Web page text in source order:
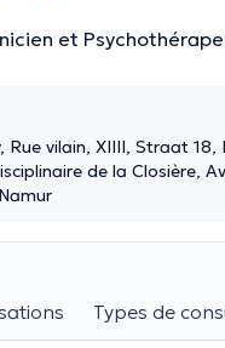
et
Rue vilain, XIIII, Straat 18,
de la Closière,
Types de